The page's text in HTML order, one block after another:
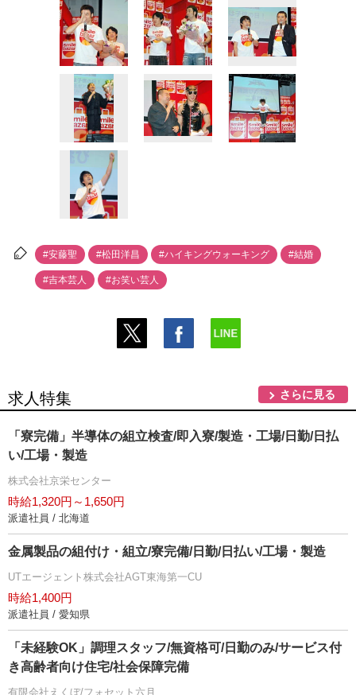
#安藤聖 #松田洋昌 #ハイキングウォーキング #結婚
#吉本芸人 #お笑い芸人
求人特集 さらに見る
「寮完備」半導体の組立検査/即入寮/製造・工場/日勤/日払
い/工場・製造
株式会社京栄センター
時給1,320円～1,650円
派遣社員 / 北海道
金属製品の組付け・組立/寮完備/日勤/日払い/工場・製造
UTエージェント株式会社AGT東海第一CU
時給1,400円
派遣社員 / 愛知県
「未経験OK」調理スタッフ/無資格可/日勤のみ/サービス付
き高齢者向け住宅/社会保障完備
有限会社えくぼ/フォセット六月